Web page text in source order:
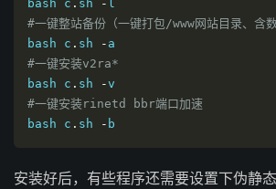
bash c . sh -
#一键整站备份（一键打包/www网站目录、含数
bash c . sh -
#一键安装v2ra*
bash c . sh -
#一键安装rinetd bbr端口加速
bash c . sh - b
安装好后，有些程序还需要设置下伪静态